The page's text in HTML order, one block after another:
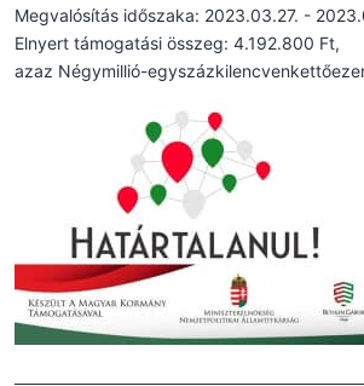
Megvalósítás időszaka: 2023.03.27. -
Elnyert támogatási összeg: 4.192.800 Ft,
azaz Négymillió-